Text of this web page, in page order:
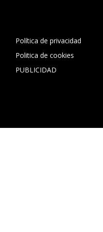
Política de privacidad
Politica de cookies
PUBLICIDAD